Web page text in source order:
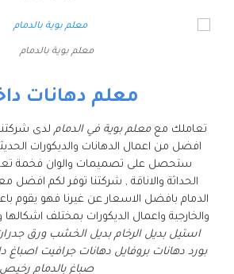
معلم بوية بالدمام
معلم دهانات
تعاملك مع معلم بوية في الدمام لدى
افضل من اعمال الدهانات والديكورات
ستحصل على تصميمات والوان فخمة
الحداثة والاناقة , شركتنا توفر لكم افضل
الدمام بافضل الاسعار عن غيرنا فهو يقوم
والخارجية واعمال الديكورات بمختلف اشكالها
استيل بديل الرخام بديل الخشب ورق
بورد دهانات بروفايل دهانات جرافيت اصباغ
صباغ بالدمام رخيص